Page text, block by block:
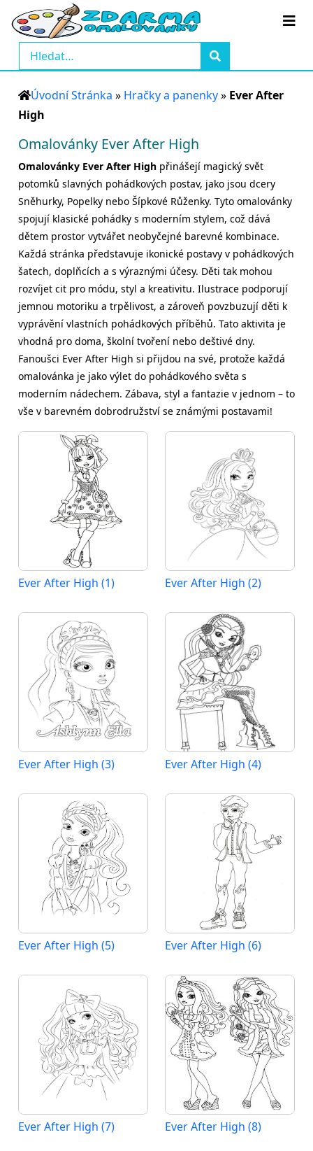
Úvodní Stránka » Hračky a panenky» Ever After
High
Omalovánky Ever After High
Omalovánky Ever After High přinášejí magický svět
potomků slavných pohádkových postav, jako jsou dcery
Sněhurky, Popelky nebo Šípkové Růženky. Tyto omalovánky
spojují klasické pohádky s moderním stylem, což dává
dětem prostor vytvářet neobyčejné barevné kombinace.
Každá stránka představuje ikonické postavy v pohádkových
šatech, doplňcích a s výraznými účesy. Děti tak mohou
rozvíjet cit pro módu, styl a kreativitu. Ilustrace podporují
jemnou motoriku a trpělivost, a zároveň povzbuzují děti k
vyprávění vlastních pohádkových příběhů. Tato aktivita je
vhodná pro doma, školní tvoření nebo deštivé dny.
Fanoušci Ever After High si přijdou na své, protože každá
omalovánka je jako výlet do pohádkového světa s
moderním nádechem. Zábava, styl a fantazie v jednom – to
vše v barevném dobrodružství se známými postavami!
Ever After High (1) Ever After High (2)
Ever After High (3) Ever After High (4)
Ever After High (5) Ever After High (6)
Ever After High (7) Ever After High (8)